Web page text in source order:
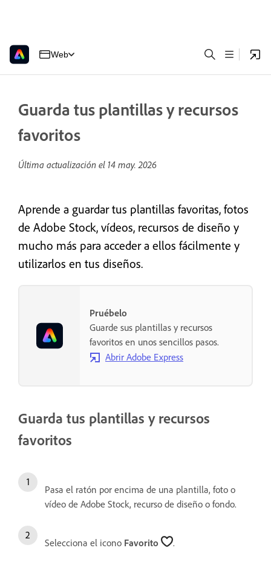
Web
Guarda tus plantillas y recursos
favoritos
Última actualización el 14 may. 2026
Aprende a guardar tus plantillas favoritas, fotos
de Adobe Stock, vídeos, recursos de diseño y
mucho más para acceder a ellos fácilmente y
utilizarlos en tus diseños.
Pruébelo
Guarde sus plantillas y recursos
favoritos en unos sencillos pasos.
Abrir Adobe Express
Guarda tus plantillas y recursos
favoritos
Pasa el ratón por encima de una plantilla, foto o
vídeo de Adobe Stock, recurso de diseño o fondo.
Selecciona el icono Favorito .